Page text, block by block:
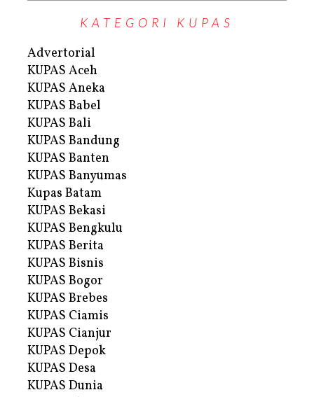
KATEGORI KUPAS
Advertorial
KUPAS Aceh
KUPAS Aneka
KUPAS Babel
KUPAS Bali
KUPAS Bandung
KUPAS Banten
KUPAS Banyumas
Kupas Batam
KUPAS Bekasi
KUPAS Bengkulu
KUPAS Berita
KUPAS Bisnis
KUPAS Bogor
KUPAS Brebes
KUPAS Ciamis
KUPAS Cianjur
KUPAS Depok
KUPAS Desa
KUPAS Dunia